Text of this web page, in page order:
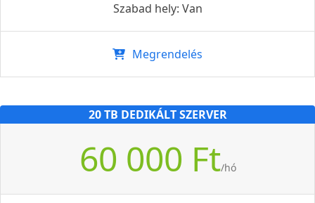
Szabad hely: Van
Megrendelés
20 TB DEDIKÁLT SZERVER
60 000 Ft/hó